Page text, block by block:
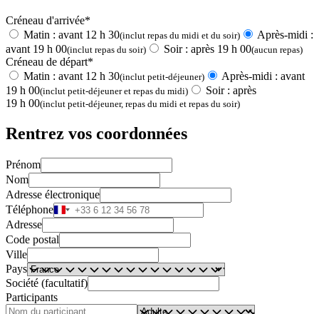
Créneau d'arrivée*
Matin : avant 12 h 30(inclut repas du midi et du soir)
Après-midi :
avant 19 h 00(inclut repas du soir) Soir : après 19 h 00(aucun repas)
Créneau de départ*
Matin : avant 12 h 30(inclut petit-déjeuner)
Après-midi : avant
19 h 00(inclut petit-déjeuner et repas du midi)
Soir : après
19 h 00(inclut petit-déjeuner, repas du midi et repas du soir)
Rentrez vos coordonnées
Prénom
Nom
Adresse électronique
Téléphone
Adresse
Code postal
Ville
Pays
Société (facultatif)
Participants